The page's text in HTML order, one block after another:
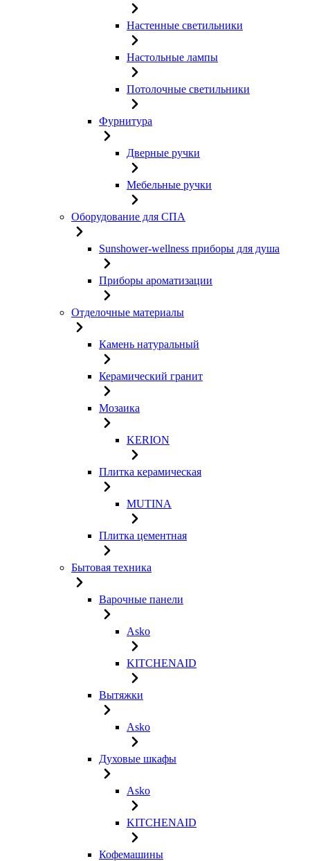
Настенные светильники
Настольные лампы
Потолочные светильники
Фурнитура
Дверные ручки
Мебельные ручки
Оборудование для СПА
Sunshower-wellness приборы для душа
Приборы ароматизации
Отделочные материалы
Камень натуральный
Керамический гранит
Мозаика
KERION
Плитка керамическая
MUTINA
Плитка цементная
Бытовая техника
Варочные панели
Asko
KITCHENAID
Вытяжки
Asko
Духовые шкафы
Asko
KITCHENAID
Кофемашины